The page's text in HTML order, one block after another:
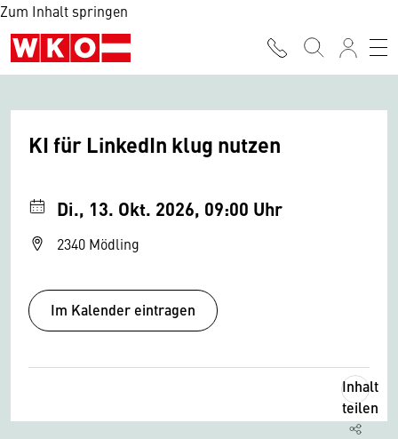
Zum Inhalt springen
KI für LinkedIn klug nutzen
Di., 13. Okt. 2026, 09:00 Uhr
2340 Mödling
Im Kalender eintragen
Inhalt
teilen